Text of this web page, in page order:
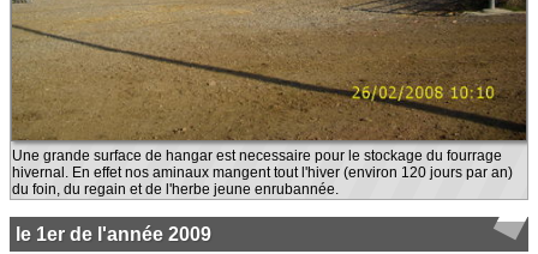
Une grande surface de hangar est necessaire pour le stockage du fourrage
hivernal. En effet nos aminaux mangent tout l'hiver (environ 120 jours par an)
du foin, du regain et de l'herbe jeune enrubannée.
le 1er de l'année 2009